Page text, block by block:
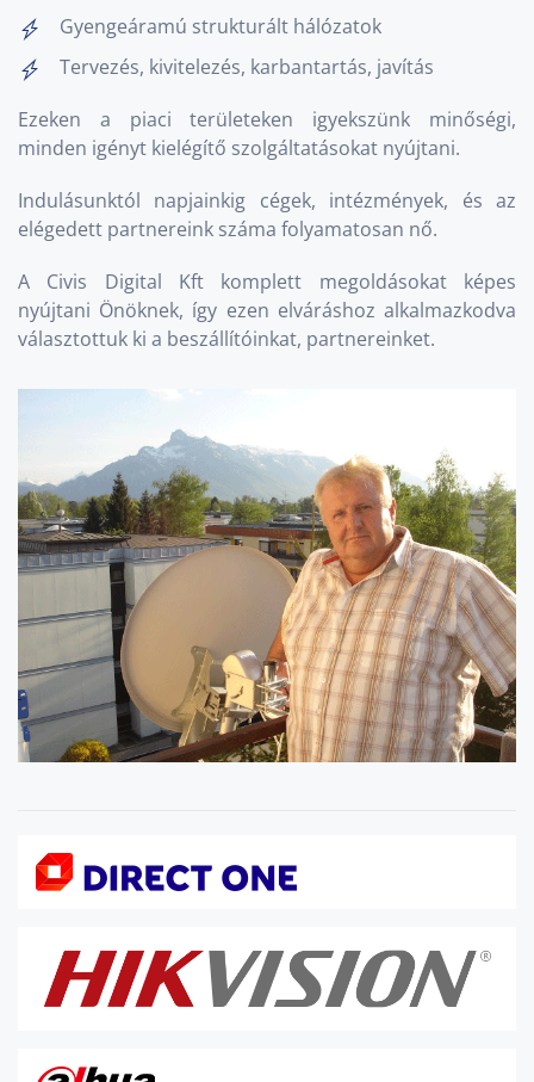
Gyengeáramú strukturált hálózatok
Tervezés, kivitelezés, karbantartás, javítás
Ezeken a piaci területeken igyekszünk minőségi,
minden igényt kielégítő szolgáltatásokat nyújtani.
Indulásunktól napjainkig cégek, intézmények, és az
elégedett partnereink száma folyamatosan nő.
A Civis Digital Kft komplett megoldásokat képes
nyújtani Önöknek, így ezen elváráshoz alkalmazkodva
választottuk ki a beszállítóinkat, partnereinket.